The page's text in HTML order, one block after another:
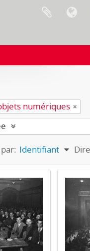
numériques
Identifiant